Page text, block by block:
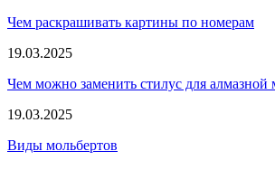
Чем раскрашивать картины по номерам
19.03.2025
Чем можно заменить стилус для алмазной
19.03.2025
Виды мольбертов